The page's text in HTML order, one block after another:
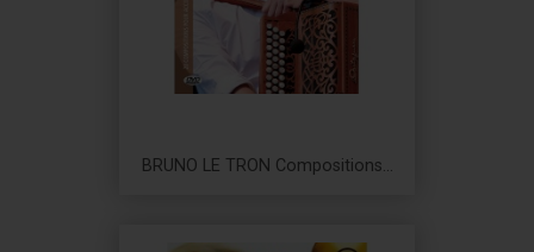
BRUNO LE TRON Compositions...